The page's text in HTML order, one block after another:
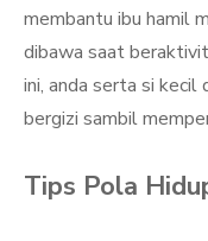
membantu ibu hamil
dibawa saat
ini, anda serta si kecil
bergizi sambil
Tips Pola